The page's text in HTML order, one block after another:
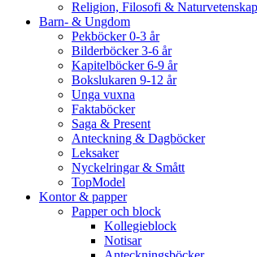
Religion, Filosofi & Naturvetenskap
Barn- & Ungdom
Pekböcker 0-3 år
Bilderböcker 3-6 år
Kapitelböcker 6-9 år
Bokslukaren 9-12 år
Unga vuxna
Faktaböcker
Saga & Present
Anteckning & Dagböcker
Leksaker
Nyckelringar & Smått
TopModel
Kontor & papper
Papper och block
Kollegieblock
Notisar